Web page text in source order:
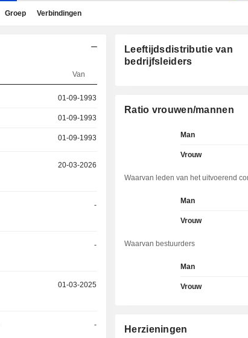
Groep Verbindingen
Van
01-09-1993
01-09-1993
01-09-1993
20-03-2026
-
-
01-03-2025
-
Leeftijdsdistributie van
bedrijfsleiders
Ratio vrouwen/mannen
Man
Vrouw
Waarvan leden van het uitvoerend
Man
Vrouw
Waarvan bestuurders
Man
Vrouw
Herzieningen